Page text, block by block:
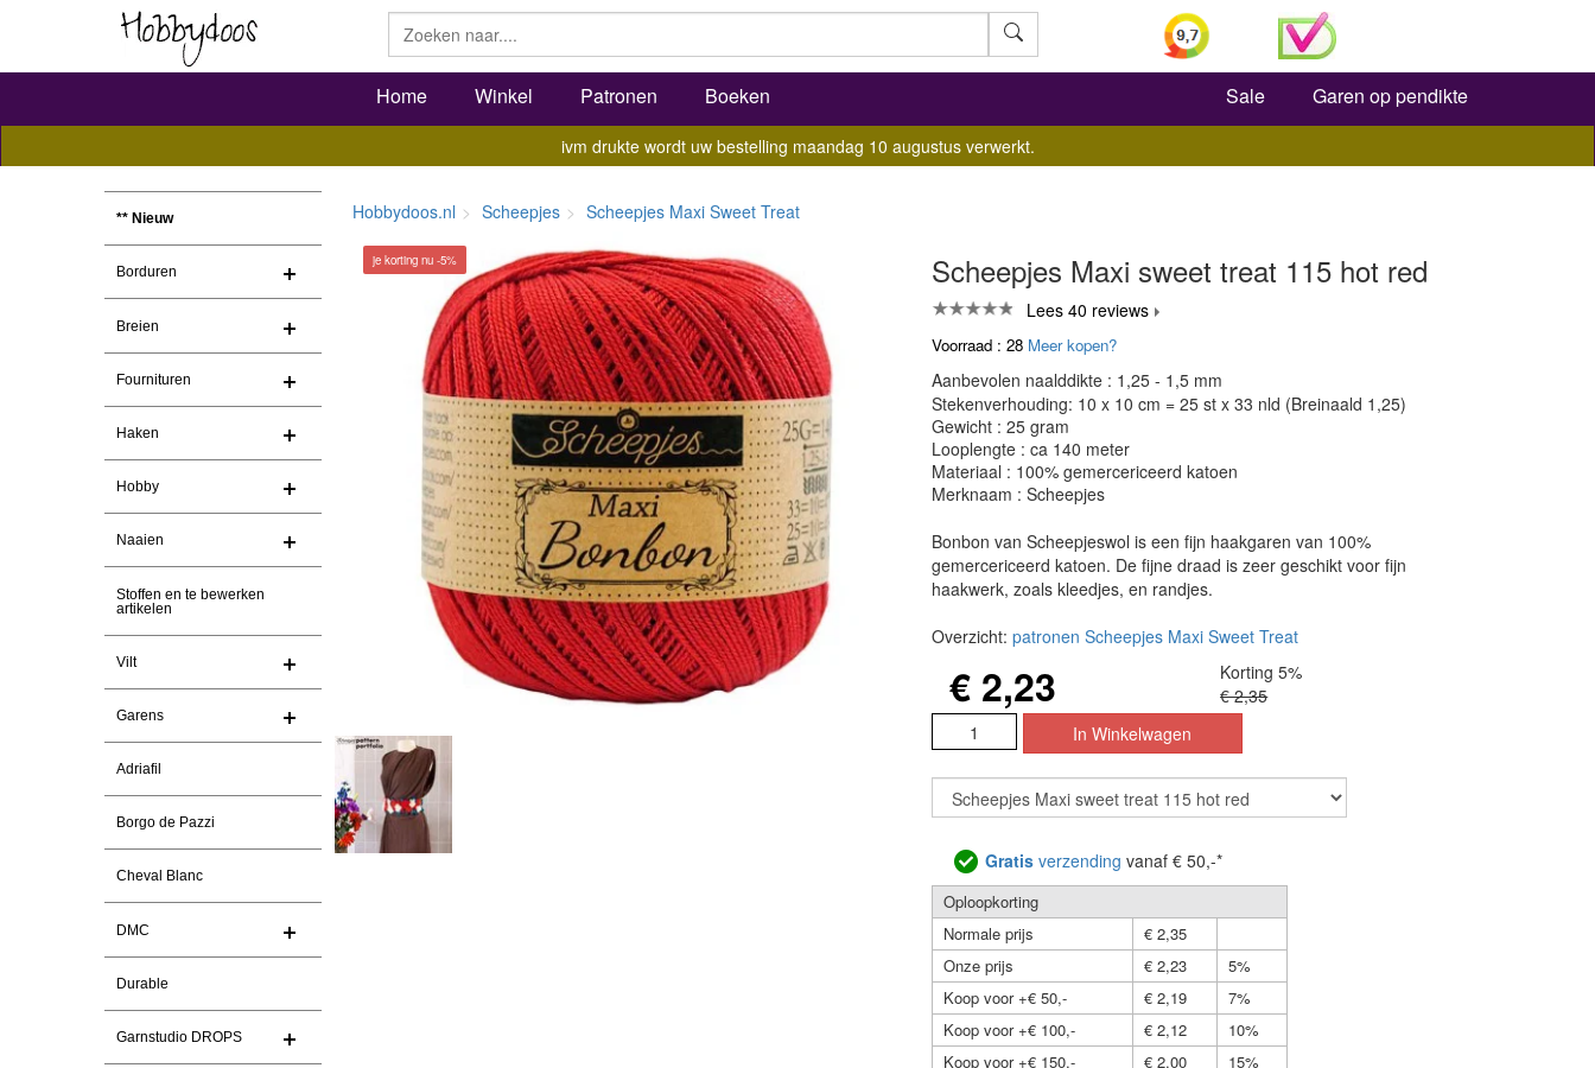
Zoeken
Home Winkel Patronen Boeken Sale Garen op pendikte
ivm drukte wordt uw bestelling maandag 10 augustus verwerkt.
** Nieuw
Borduren
Breien
Fournituren
Haken
Hobby
Naaien
Stoffen en te bewerken
artikelen
Vilt
Garens
Adriafil
Borgo de Pazzi
Cheval Blanc
DMC
Durable
Garnstudio DROPS
Hobbydoos.nl Scheepjes Scheepjes Maxi Sweet Treat
je korting nu -5% Scheepjes Maxi sweet treat 115 hot red
Lees 40 reviews
Voorraad : 28 Meer kopen?
Aanbevolen naalddikte : 1,25 - 1,5 mm
Stekenverhouding: 10 x 10 cm = 25 st x 33 nld (Breinaald 1,25)
Gewicht : 25 gram
Looplengte : ca 140 meter
Materiaal : 100% gemercericeerd katoen
Merknaam : Scheepjes
Bonbon van Scheepjeswol is een fijn haakgaren van 100%
gemercericeerd katoen. De fijne draad is zeer geschikt voor fijn
haakwerk, zoals kleedjes, en randjes.
Overzicht: patronen Scheepjes Maxi Sweet Treat
€ 2,23
Korting 5%
€ 2,35
Gratisverzending vanaf € 50,-*
Oploopkorting
Normale prijs
€ 2,35
Onze prijs
€ 2,23
5%
Koop voor +€ 50,-
€ 2,19
7%
Koop voor +€ 100,-
€ 2,12
10%
Koop voor +€ 150,-
€ 2,00 15%